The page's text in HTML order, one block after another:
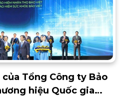
Tổng Công ty Bảo
hiệu Quốc gia